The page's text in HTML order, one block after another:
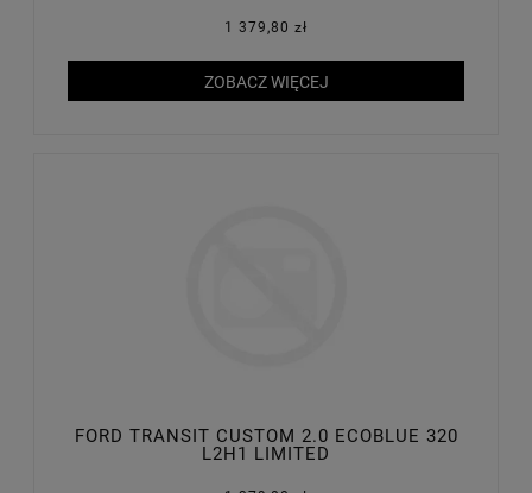
1 379,80 zł
ZOBACZ WIĘCEJ
FORD TRANSIT CUSTOM 2.0 ECOBLUE 320
L2H1 LIMITED